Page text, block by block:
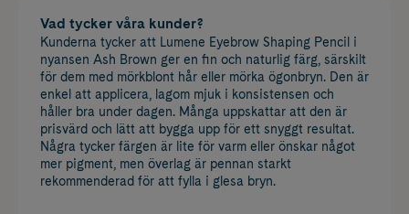
Vad tycker våra kunder?
Kunderna tycker att Lumene Eyebrow Shaping Pencil i
nyansen Ash Brown ger en fin och naturlig färg, särskilt
för dem med mörkblont hår eller mörka ögonbryn. Den är
enkel att applicera, lagom mjuk i konsistensen och
håller bra under dagen. Många uppskattar att den är
prisvärd och lätt att bygga upp för ett snyggt resultat.
Några tycker färgen är lite för varm eller önskar något
mer pigment, men överlag är pennan starkt
rekommenderad för att fylla i glesa bryn.